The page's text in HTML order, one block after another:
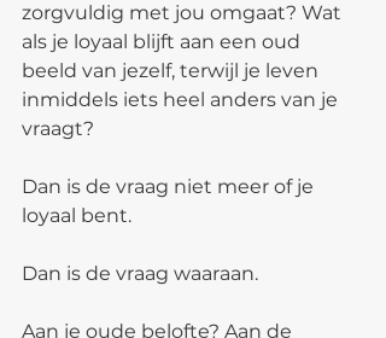
zorgvuldig met jou omgaat? Wat
als je loyaal blijft aan een oud
beeld van jezelf, terwijl je leven
inmiddels iets heel anders van je
vraagt?
Dan is de vraag niet meer of je
loyaal bent.
Dan is de vraag waaraan.
Aan je oude belofte? Aan de